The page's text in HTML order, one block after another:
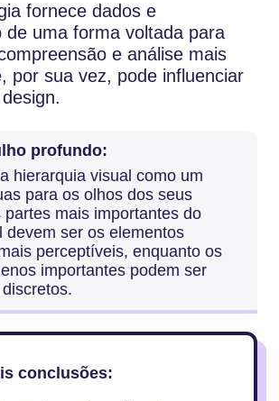
fornece dados e
de uma forma voltada para
e análise mais
por sua vez, pode influenciar
profundo:
hierarquia visual como um
para os olhos dos seus
partes mais importantes do
devem ser os elementos
perceptíveis, enquanto os
importantes podem ser
conclusões: